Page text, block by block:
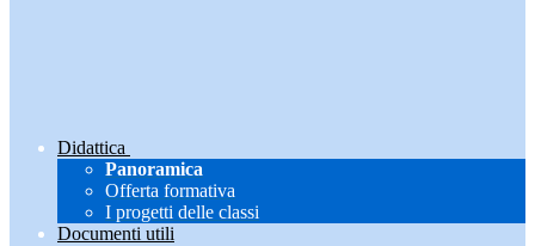
Didattica
Panoramica
Offerta formativa
I progetti delle classi
Documenti utili